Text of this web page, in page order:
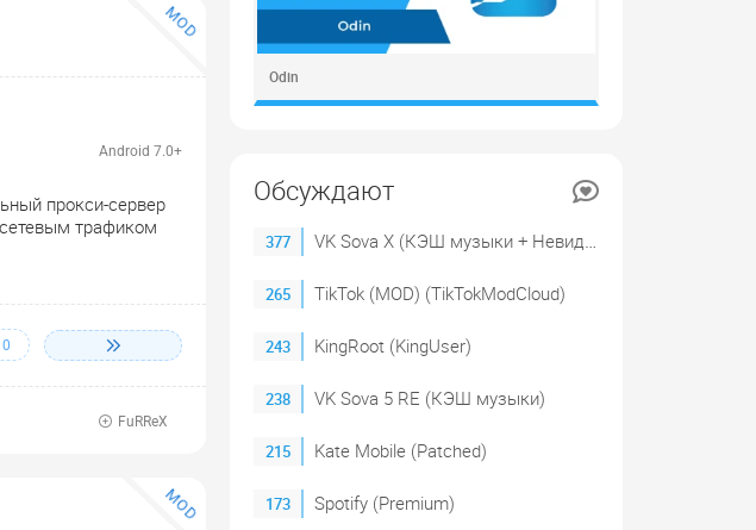
MOD
Android 7.0+
прокси-сервер
трафиком
0
FuRReX
MOD
Odin
Обсуждают
377 VK Sova X (КЭШ музыки + Невидимка)
265 TikTok (MOD) (TikTokModCloud)
243 KingRoot (KingUser)
238 VK Sova 5 RE (КЭШ музыки)
215 Kate Mobile (Patched)
173 Spotify (Premium)